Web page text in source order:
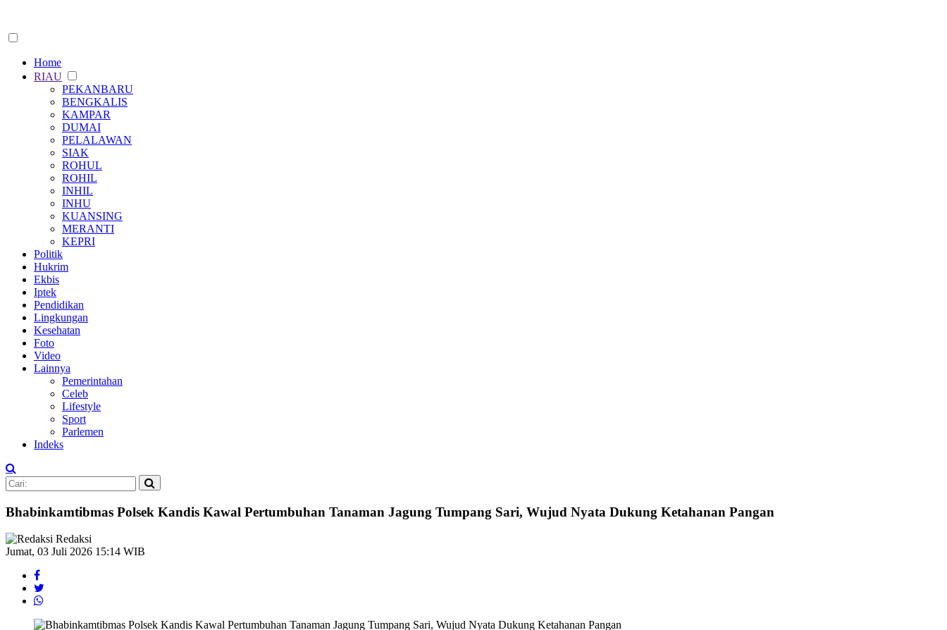
Home
RIAU
PEKANBARU
BENGKALIS
KAMPAR
DUMAI
PELALAWAN
SIAK
ROHUL
ROHIL
INHIL
INHU
KUANSING
MERANTI
KEPRI
Politik
Hukrim
Ekbis
Iptek
Pendidikan
Lingkungan
Kesehatan
Foto
Video
Lainnya
Pemerintahan
Celeb
Lifestyle
Sport
Parlemen
Indeks
Bhabinkamtibmas Polsek Kandis Kawal Pertumbuhan Tanaman Jagung Tumpang Sari, Wujud Nyata Dukung Ketahanan Pangan
Redaksi
Jumat, 03 Juli 2026 15:14 WIB